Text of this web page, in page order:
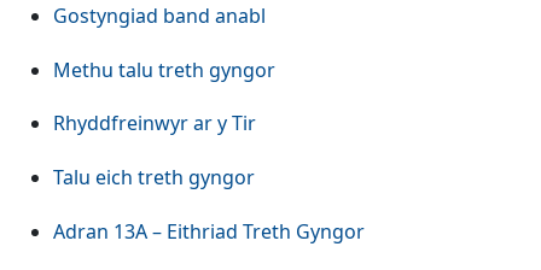
Gostyngiad band anabl
Methu talu treth gyngor
Rhyddfreinwyr ar y Tir
Talu eich treth gyngor
Adran 13A – Eithriad Treth Gyngor